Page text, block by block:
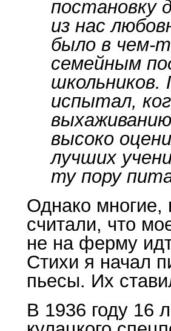
постановку
из нас
было в чем-
семейным
школьников.
испытал,
высоко
лучших
ту пору
Однако многие,
считали, что
не на ферму
Стихи я начал
пьесы. Их
В 1936 году 16